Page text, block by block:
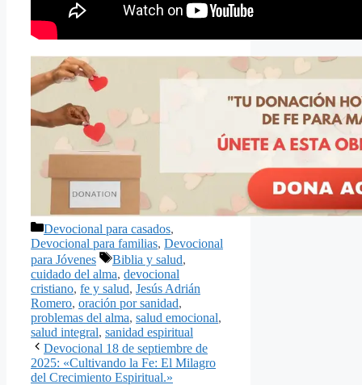
Categorías
Devocional para casados,
Devocional para familias, Devocional
para Jóvenes
Etiquetas
Biblia y salud,
cuidado del alma, devocional
cristiano, fe y salud, Jesús Adrián
Romero, oración por sanidad,
problemas del alma, salud emocional,
salud integral, sanidad espiritual
Devocional 18 de septiembre de
2025: «Cultivando la Fe: El Milagro
del Crecimiento Espiritual.»